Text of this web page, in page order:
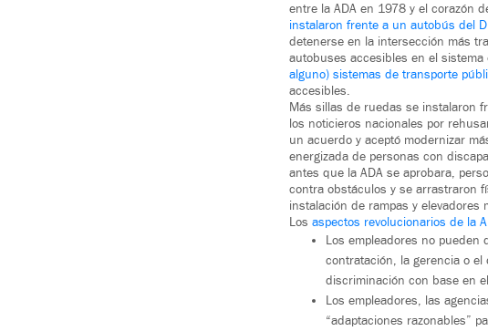
entre la ADA en 1978 y el corazón
instalaron frente a un autobús del
detenerse en la intersección más
autobuses accesibles en el
alguno) sistemas de transporte
accesibles.
Más sillas de ruedas se instalaron
los noticieros nacionales por
un acuerdo y aceptó modernizar
energizada de personas con
antes que la ADA se aprobara,
contra obstáculos y se arrastraron
instalación de rampas y
Los aspectos revolucionarios de la
Los empleadores no
contratación, la gerencia o el
discriminación con base en
Los empleadores, las
“adaptaciones razonables”